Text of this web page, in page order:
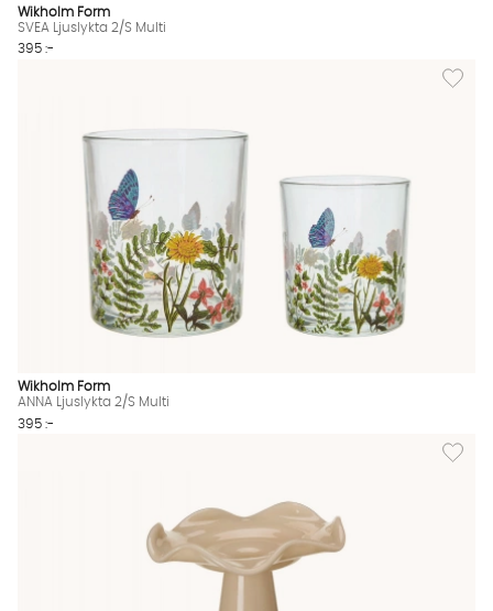
Wikholm Form
SVEA Ljuslykta 2/S Multi
395 :-
Lägg
Wikholm Form
ANNA Ljuslykta 2/S Multi
395 :-
Lägg till